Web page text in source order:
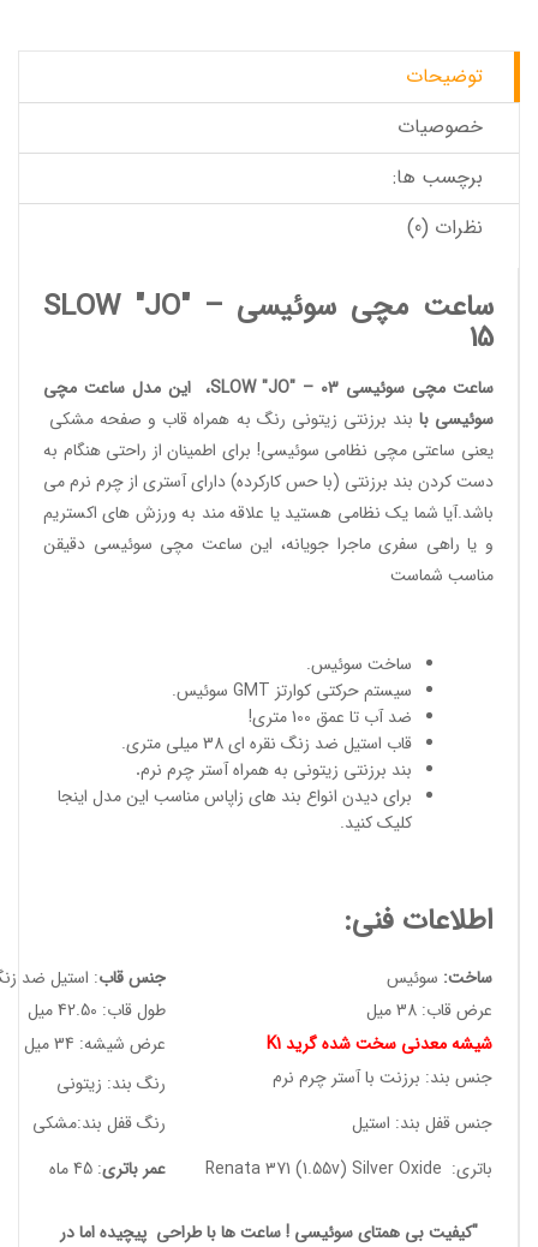
توضیحات
خصوصیات
برچسب ها:
نظرات (0)
ساعت مچی سوئیسی SLOW "JO" –
15
ساعت مچی سوئیسی SLOW "JO" – 03 ،این مدل ساعت مچی
سوئیسی با بند برزنتی زیتونی رنگ به همراه قاب و صفحه مشکی
یعنی ساعتی مچی نظامی سوئیسی! برای اطمینان از راحتی هنگام به
دست کردن بند برزنتی (با حس کارکرده) دارای آستری از چرم نرم می
باشد.آیا شما یک نظامی هستید یا علاقه مند به ورزش های اکستریم
و یا راهی سفری ماجرا جویانه، این ساعت مچی سوئیسی دقیقن
مناسب شماست
ساخت سوئیس.
سیستم حرکتی کوارتز GMT سوئیس.
ضد آب تا عمق 100 متری!
قاب استیل ضد زنگ نقره ای 38 میلی متری.
بند برزنتی زیتونی به همراه آستر چرم نرم.
برای دیدن انواع بند های زاپاس مناسب این مدل اینجا
کلیک کنید.
اطلاعات فنی:
ساخت: سوئیس جنس قاب: استیل ضد
عرض قاب: 38 میل
طول قاب: 42.50 میل
شیشه معدنی سخت شده گرید K1
عرض شیشه: 34 میل
جنس بند: برزنت با آستر چرم نرم
رنگ بند: زیتونی
جنس قفل بند: استیل
رنگ قفل بند:مشکی
باتری: Renata 371 (1.55v) Silver Oxide
عمر باتری: 45 ماه
"کیفیت بی همتای سوئیسی ! ساعت ها با طراحی پیچیده اما در